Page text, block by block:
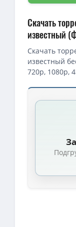
Скачать
известный
Скачать
известный
720p, 1080p,
Скачать
Боб Дилан:
1080p — Боб
Боб Дилан:
Боб Дилан:
4K — Боб